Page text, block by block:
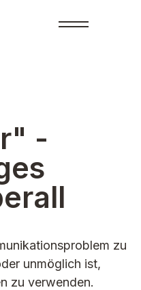
-
zu
unmöglich ist,
zu verwenden.